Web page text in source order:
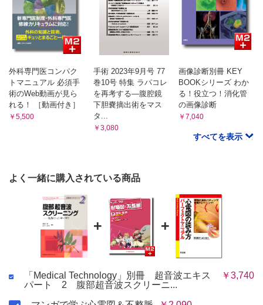
1 はじめに
2 腎臓のピットフォール
3 走査法のコツ
4 腎臓超音波検査のチェックポイント
5 おわりに
6 婦人科 岩崎昭宏
1 はじめに
2 超音波検査施行上の注意点
3 走査方法や各手技におけるコツ
1 はじめに
2 消化管超音波検査のポイント
3 消化管超音波検査の基礎
4 消化管超音波診断へのアプローチ
6 おわりに
外科専門医コンパク
トマニュアル 必須手
術のWeb動画が見ら
れる！ ［動画付き］
￥5,500
手術 2023年9月号 77
巻10号 特集 ラパコレ
を再考する―腹腔鏡
下胆嚢摘出術をマス
タ...
￥3,080
画像診断別冊 KEY
BOOKシリーズ わか
る！役立つ！消化管
の画像診断
￥7,040
すべてを表示
よく一緒に購入されている商品
+ +
「Medical Technology」別冊 超音波エキス
パート 2 腹部超音波スクリーニ...
￥3,740